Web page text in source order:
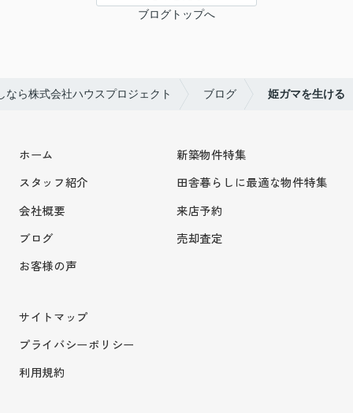
ブログトップへ
ら株式会社ハウスプロジェクト ブログ 姫ガマを生ける
ホーム
スタッフ紹介
会社概要
ブログ
お客様の声
新築物件特集
田舎暮らしに最適な物件特集
来店予約
売却査定
サイトマップ
プライバシーポリシー
利用規約